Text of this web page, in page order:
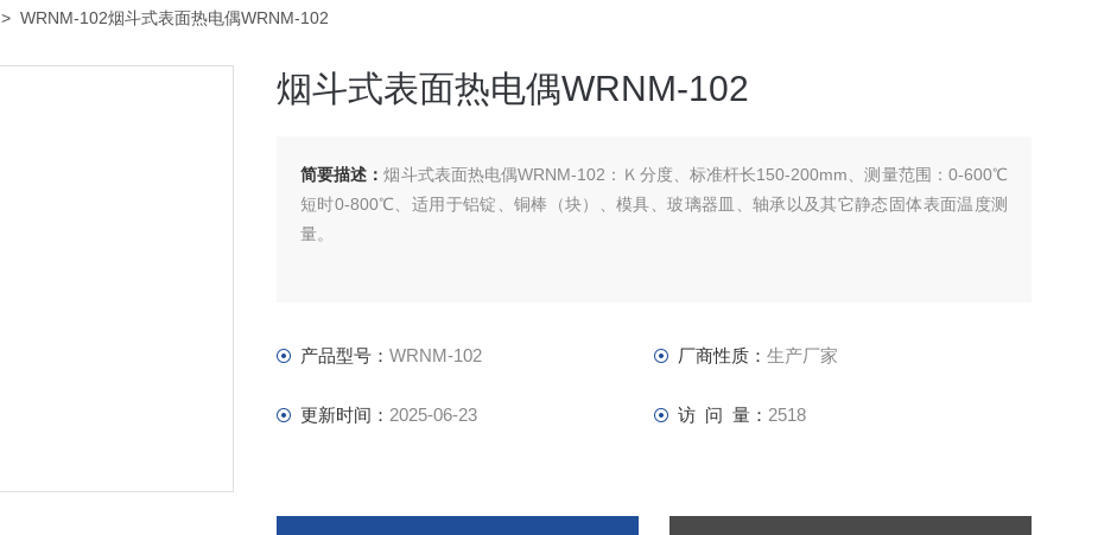
> WRNM-102烟斗式表面热电偶WRNM-102
烟斗式表面热电偶WRNM-102
简要描述：烟斗式表面热电偶WRNM-102：Ｋ分度、标准杆长150-200mm、测量范围：0-600℃
短时0-800℃、适用于铝锭、铜棒（块）、模具、玻璃器皿、轴承以及其它静态固体表面温度测
量。
产品型号： WRNM-102 厂商性质： 生产厂家
更新时间： 2025-06-23 访 问 量： 2518